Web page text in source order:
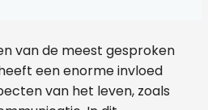
van de meest gesproken
een enorme invloed
van het leven, zoals